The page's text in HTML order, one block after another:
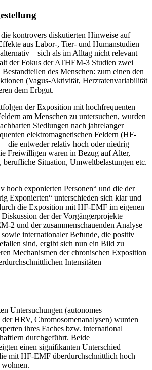
kontrovers diskutierten Hinweise auf
aus Labor-, Tier- und Humanstudien
– sich als im Alltag nicht relevant
der Fokus der ATHEM-3 Studien zwei
des Menschen: zum einen den
(Vagus-Aktivität, Herzratenvariabilität
dem Erbgut.
der Exposition mit hochfrequenten
am Menschen zu untersuchen, wurden
Siedlungen nach jahrelanger
elektromagnetischen Feldern (HF-
die entweder relativ hoch oder niedrig
Freiwilligen waren in Bezug auf Alter,
berufliche Situation, Umweltbelastungen etc.
hoch exponierten Personen“ und die der
Exponierten“ unterschieden sich klar und
die Exposition mit HF-EMF im eigenen
der der Vorgängerprojekte
2 und der zusammenschauenden Analyse
internationaler Befunde, die positiv
sind, ergibt sich nun ein Bild zu
Mechanismen der chronischen Exposition
Intensitäten
Untersuchungen (autonomes
HRV, Chromosomenanalysen) wurden
ihres Faches bzw. international
durchgeführt. Beide
einen signifikanten Unterschied
mit HF-EMF überdurchschnittlich hoch